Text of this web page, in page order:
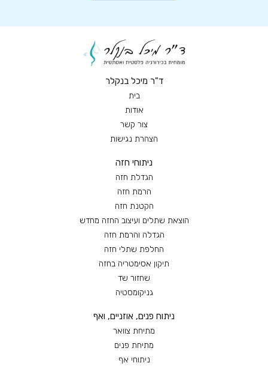
ד"ר מיכל בנקלר
בית
אודות
צור קשר
הצהרת נגישות
ניתוחי חזה
הגדלת חזה
הרמת חזה
הקטנת חזה
הוצאת שתלים ועיצוב החזה מחדש
הגדלה והרמת חזה
החלפת שתלי חזה
תיקון אסימטריה בחזה
שחזור שד
גניקומסטיה
ניתוח פנים, אוזניים, ואף
מתיחת צוואר
מתיחת פנים
ניתוחי אף